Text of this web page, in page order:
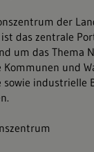
der
das zentrale
um das Thema
und
industrielle